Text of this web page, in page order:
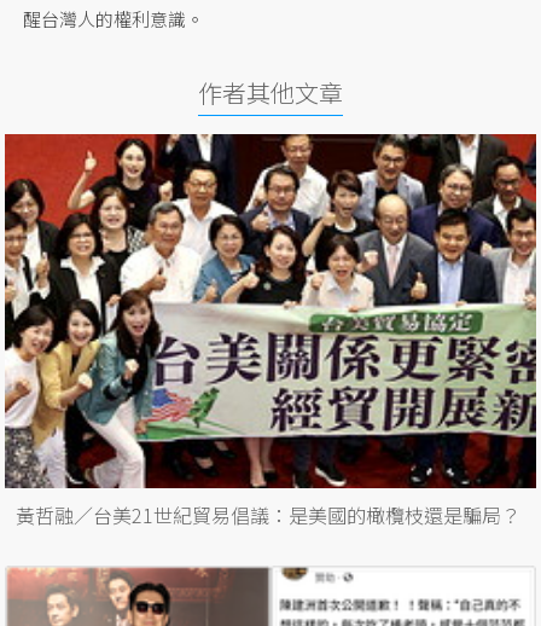
醒台灣人的權利意識。
作者其他文章
黃哲融／台美21世紀貿易倡議：是美國的橄欖枝還是騙局？